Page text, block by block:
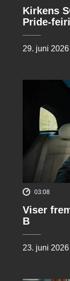
Kirkens
Pride-
29. juni 2026
03:08
Viser
B
23. juni 2026